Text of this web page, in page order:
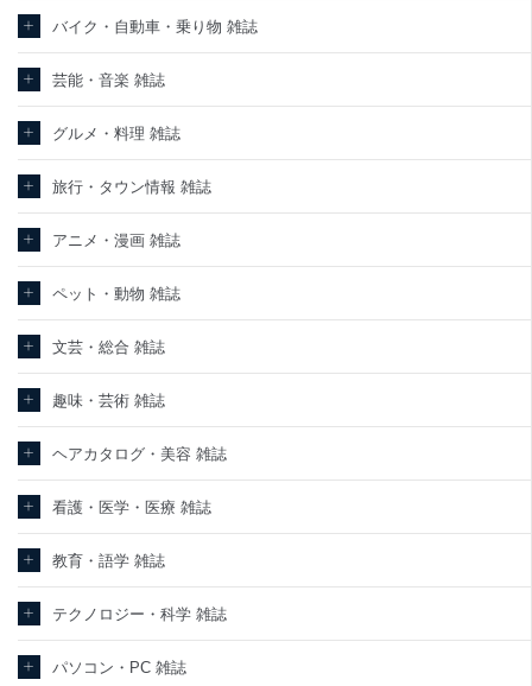
制定：2005年4月1日
株式会社富士山マガジンサービス
代表取締役会長 西野 伸一郎
１．個人情報保護管理者
当社は以下の個人情報保護管理者を設置し、個人情報保護管理者の
責任のもと、個人情報を取得・アクセス・利用・提供・管理いたし
ます。
株式会社富士山マガジンサービス
代表取締役会長 西野 伸一郎
個人情報保護管理者: 経営管理グループディレクター 前田 嘉也
当社が取り扱う開示対象個人情報の利用目的は次のとおりです。
No 個人情報の種類
1 ス等をご利用の方の個
人情報
購入商品の配送のため
歴や購買履歴等の情報を分析して、趣
味・嗜好に
当社にお問合わせいた
バイク・自動車・乗り物 雑誌
芸能・音楽 雑誌
グルメ・料理 雑誌
旅行・タウン情報 雑誌
アニメ・漫画 雑誌
ペット・動物 雑誌
文芸・総合 雑誌
趣味・芸術 雑誌
ヘアカタログ・美容 雑誌
看護・医学・医療 雑誌
教育・語学 雑誌
テクノロジー・科学 雑誌
パソコン・PC 雑誌